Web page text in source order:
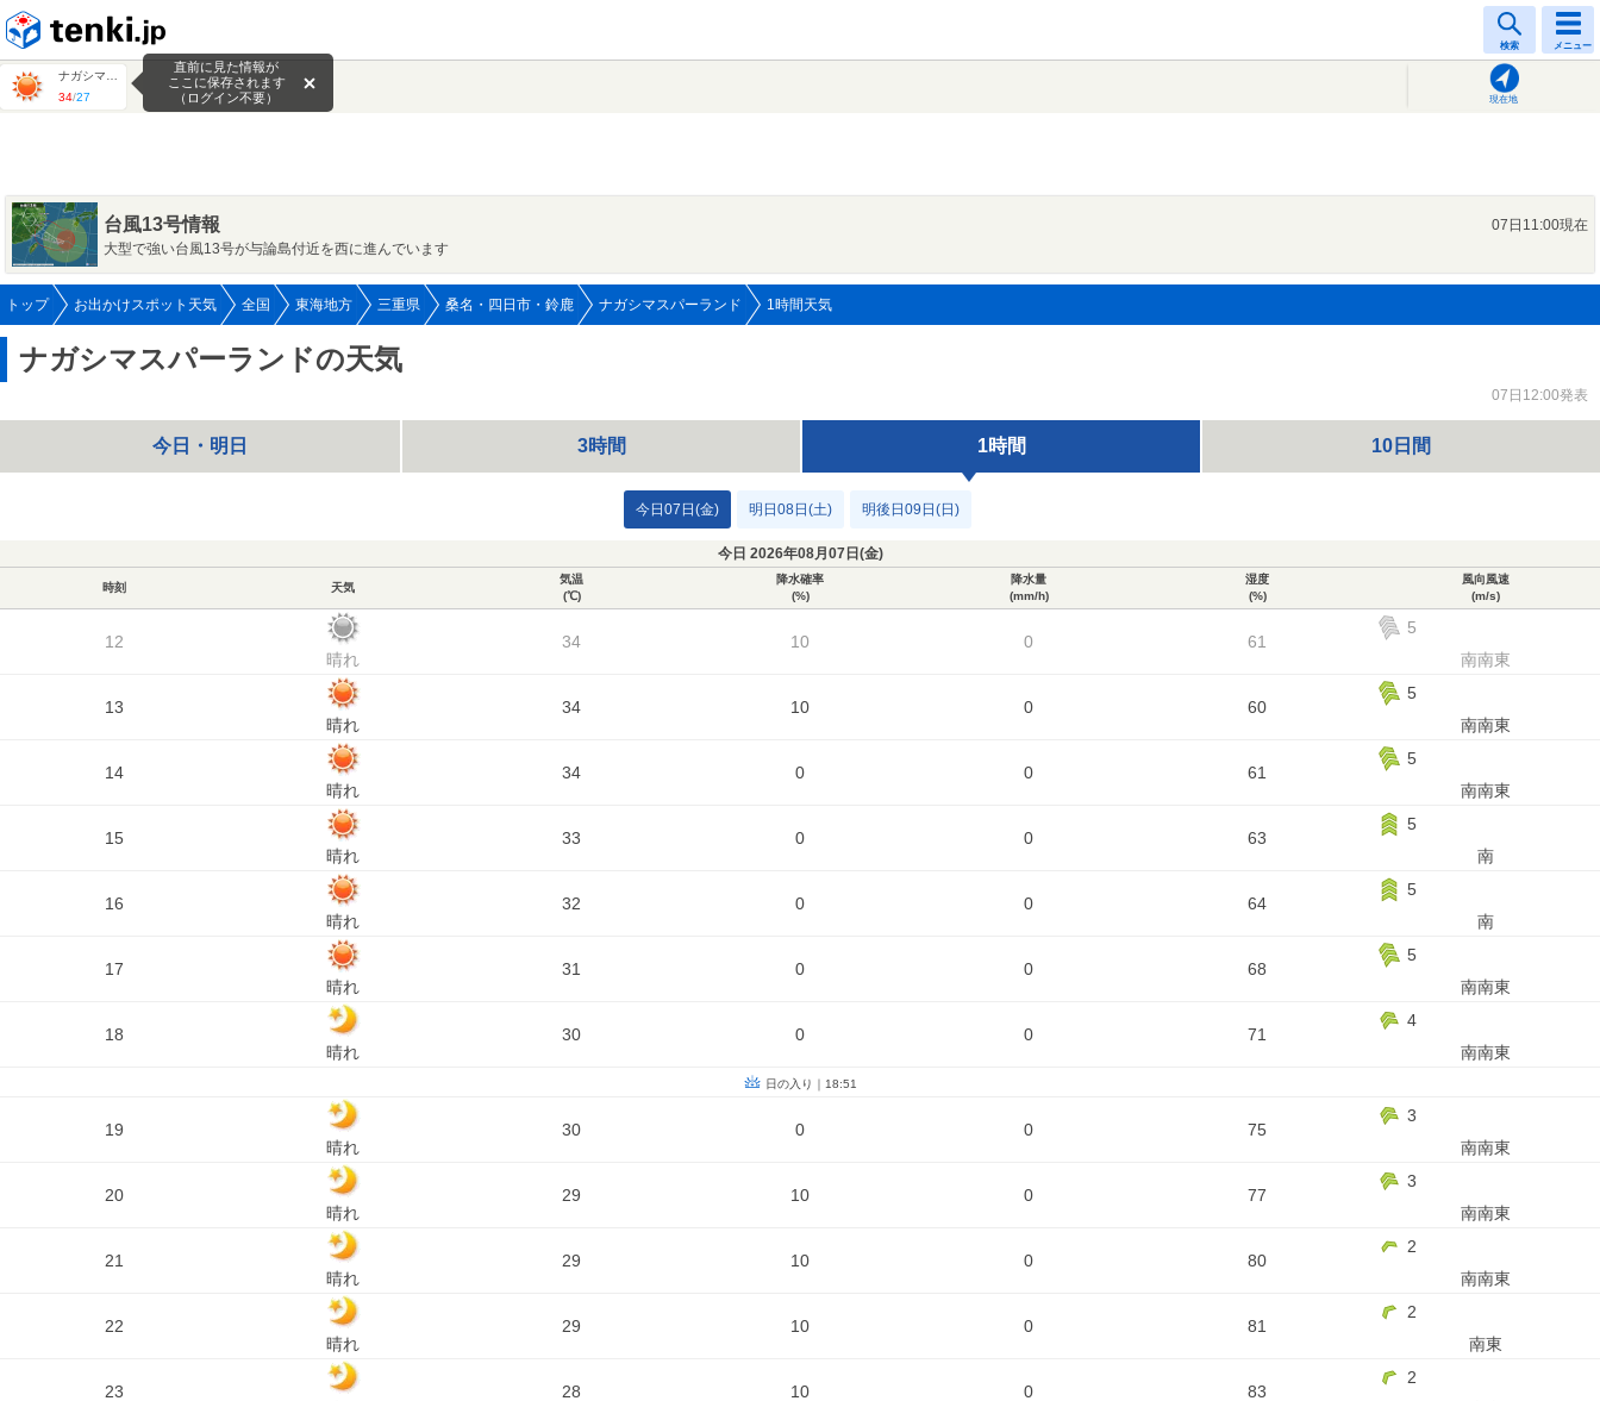
検索 メニュー
34/27 現在地
直前に見た情報が
ここに保存されます
（ログイン不要）
台風13号情報
07日11:00現在
大型で強い台風13号が与論島付近を西に進んでいます
トップ お出かけスポット天気 全国 東海地方 三重県 桑名・四日市・鈴鹿 ナガシマスパーランド 1時間天気
ナガシマスパーランドの天気
07日12:00発表
今日・明日 3時間 1時間 10日間
今日07日(金) 明日08日(土) 明後日09日(日)
今日 2026年08月07日(金)
時刻 天気
気温
(℃)
降水確率
(%)
降水量
(mm/h)
湿度
(%)
風向風速
(m/s)
12
晴れ
34 10 0 61
5
南南東
13
晴れ
34 10 0 60
5
南南東
14
晴れ
34 0 0 61
5
南南東
15
晴れ
33 0 0 63
5
南
16
晴れ
32 0 0 64
5
南
17
晴れ
31 0 0 68
5
南南東
18
晴れ
30 0 0 71
4
南南東
日の入り｜18:51
19
晴れ
30 0 0 75
3
南南東
20
晴れ
29 10 0 77
3
南南東
21
晴れ
29 10 0 80
2
南南東
22
晴れ
29 10 0 81
2
南東
23
28 10 0 83
2